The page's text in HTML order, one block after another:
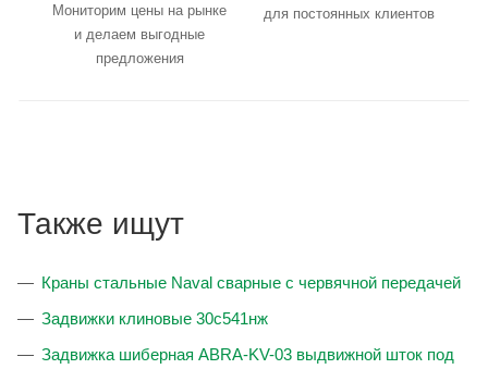
Мониторим цены на рынке
и делаем выгодные
предложения
для постоянных клиентов
Также ищут
Краны стальные Naval сварные с червячной передачей
Задвижки клиновые 30с541нж
Задвижка шиберная ABRA-KV-03 выдвижной шток под